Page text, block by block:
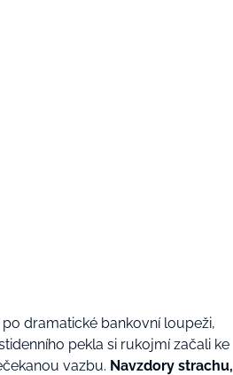
dramatické bankovní loupeži,
pekla si rukojmí začali ke
vazbu. Navzdory strachu,